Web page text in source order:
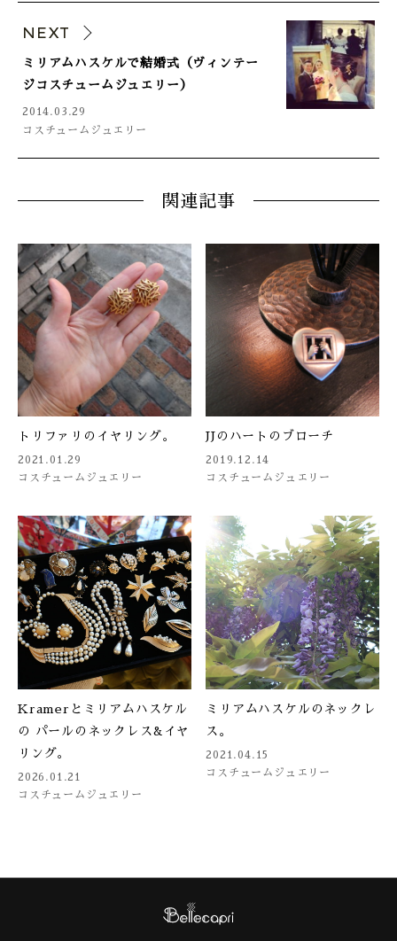
NEXT
ミリアムハスケルで結婚式（ヴィンテー
ジコスチュームジュエリー）
2014.03.29
コスチュームジュエリー
関連記事
トリファリのイヤリング。
2021.01.29
コスチュームジュエリー
JJのハートのブローチ
2019.12.14
コスチュームジュエリー
Kramerとミリアムハスケル
の パールのネックレス&イヤ
リング。
2026.01.21
コスチュームジュエリー
ミリアムハスケルのネックレ
ス。
2021.04.15
コスチュームジュエリー